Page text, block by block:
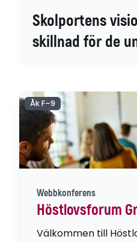
Skolportens
skillnad för de
Webbkonferens
Höstlovsforum
Välkommen till
Åk F–9